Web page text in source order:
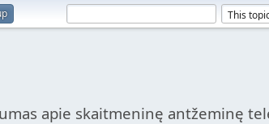
apie skaitmeninę antžeminę